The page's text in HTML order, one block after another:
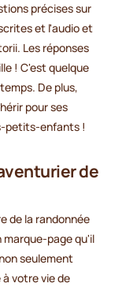
précises sur
et l'audio et
Les réponses
! C'est quelque
De plus,
pour ses
petits-enfants !
de
de la randonnée
marque-page qu'il
seulement
votre vie de